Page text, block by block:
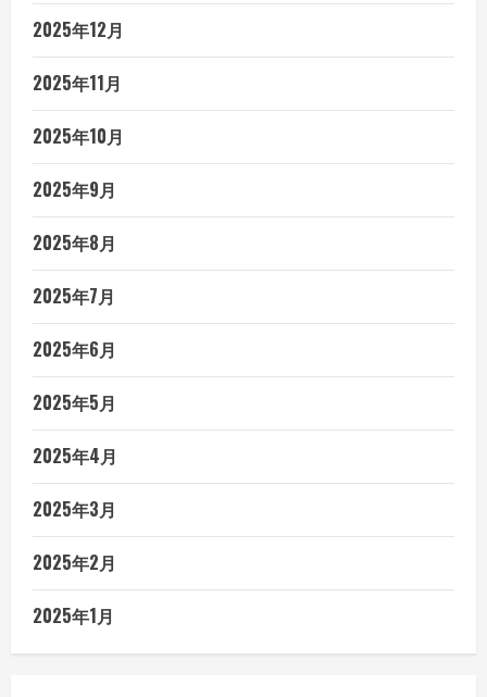
2025年12月
2025年11月
2025年10月
2025年9月
2025年8月
2025年7月
2025年6月
2025年5月
2025年4月
2025年3月
2025年2月
2025年1月